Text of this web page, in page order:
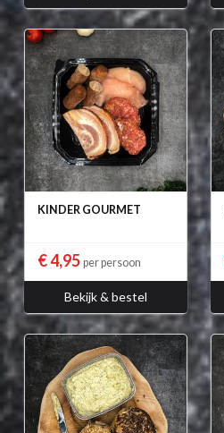
KINDER GOURMET
€ 4,95 per persoon
Bekijk & bestel